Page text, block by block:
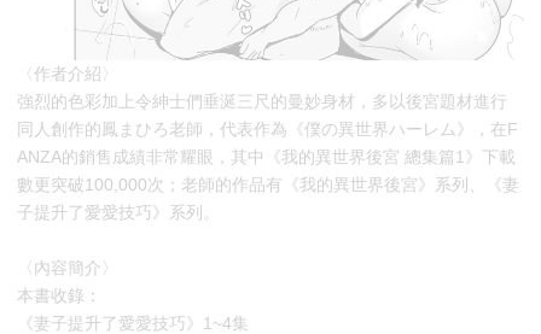
〈作者介紹〉
強烈的色彩加上令紳士們垂涎三尺的曼妙身材，多以後宮題材進行
同人創作的鳳まひろ老師，代表作為《僕の異世界ハーレム》，在F
ANZA的銷售成績非常耀眼，其中《我的異世界後宮 總集篇1》下載
數更突破100,000次；老師的作品有《我的異世界後宮》系列、《妻
子提升了愛愛技巧》系列。
〈內容簡介〉
本書收錄：
《妻子提升了愛愛技巧》1~4集